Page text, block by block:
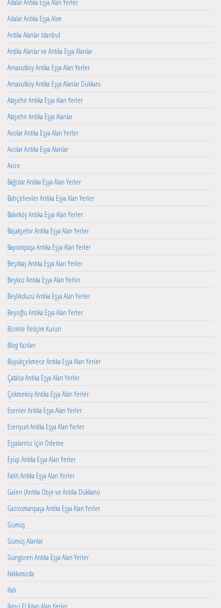
Adalar Antika Eşya Alım
Antika Alanlar İstanbul
Antika Alanlar ve Antika Eşya Alanlar
Arnavutköy Antika Eşya Alan Yerler
Arnavutköy Antika Eşya Alanlar Dükkanı
Ataşehir Antika Eşya Alan Yerler
Ataşehir Antika Eşya Alanlar
Avcılar Antika Eşya Alan Yerler
Avcılar Antika Eşya Alanlar
Avize
Bağcılar Antika Eşya Alan Yerler
Bahçelievler Antika Eşya Alan Yerler
Bakırköy Antika Eşya Alan Yerler
Başakşehir Antika Eşya Alan Yerler
Bayrampaşa Antika Eşya Alan Yerler
Beşiktaş Antika Eşya Alan Yerler
Beykoz Antika Eşya Alan Yerler
Beylikdüzü Antika Eşya Alan Yerler
Beyoğlu Antika Eşya Alan Yerler
Bizimle İletişim Kurun
Blog Yazıları
Büyükçekmece Antika Eşya Alan Yerler
Çatalca Antika Eşya Alan Yerler
Çekmeköy Antika Eşya Alan Yerler
Esenler Antika Eşya Alan Yerler
Esenyurt Antika Eşya Alan Yerler
Eşyalarınız İçin Ödeme
Eyüp Antika Eşya Alan Yerler
Fatih Antika Eşya Alan Yerler
Galeri (Antika Obje ve Antika Dükkanı)
Gaziosmanpaşa Antika Eşya Alan Yerler
Gümüş
Gümüş Alanlar
Güngören Antika Eşya Alan Yerler
Hakkımızda
Halı
İkinci El Kitap Alan Yerler